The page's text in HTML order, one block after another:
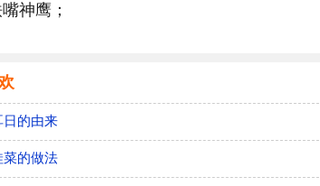
神鹰；
日的由来
菜的做法